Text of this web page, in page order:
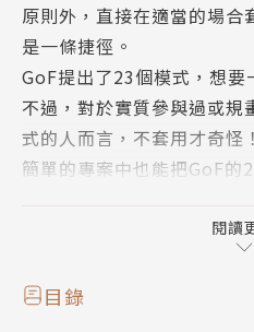
原則外，直接在適當的場合
是一條捷徑。
GoF提出了23個模式，想要
不過，對於實質參與過或規
式的人而言，不套用才奇怪
簡單的專案中也能把GoF的
本書作者不但是實質參與大
負責的就是遊戲的軟體規劃
閱讀
目錄